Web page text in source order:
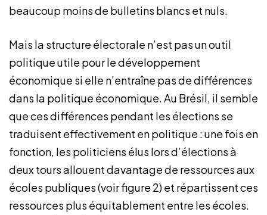
beaucoup moins de bulletins blancs et nuls.
Mais la structure électorale n’est pas un outil
politique utile pour le développement
économique si elle n’entraîne pas de différences
dans la politique économique. Au Brésil, il semble
que ces différences pendant les élections se
traduisent effectivement en politique : une fois en
fonction, les politiciens élus lors d’élections à
deux tours allouent davantage de ressources aux
écoles publiques (voir figure 2) et répartissent ces
ressources plus équitablement entre les écoles.